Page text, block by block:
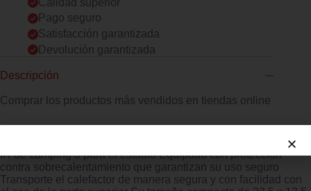
Pago seguro
Satisfacción garantizada
Devolución garantizada
Descripción
Comprar los productos más vendidos en tiendas online
ajustable El radiador de aceite con 5 aletas es adecuado para
IR de camping o para el estudio Equipado con protección
contra sobrecalentamiento que garantizan su uso seguro
Transporte el calefactor de manera segura y con facilidad con